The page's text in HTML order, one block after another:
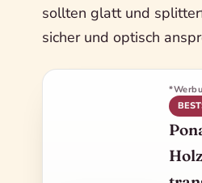
sollten glatt und
sicher und optisch